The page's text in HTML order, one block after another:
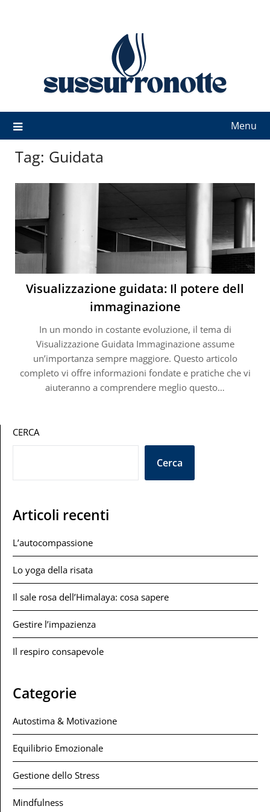
Menu
Tag: Guidata
Visualizzazione guidata: Il potere dell
immaginazione
In un mondo in costante evoluzione, il tema di
Visualizzazione Guidata Immaginazione assume
un’importanza sempre maggiore. Questo articolo
completo vi offre informazioni fondate e pratiche che vi
aiuteranno a comprendere meglio questo…
CERCA
Cerca
Articoli recenti
L’autocompassione
Lo yoga della risata
Il sale rosa dell’Himalaya: cosa sapere
Gestire l’impazienza
Il respiro consapevole
Categorie
Autostima & Motivazione
Equilibrio Emozionale
Gestione dello Stress
Mindfulness